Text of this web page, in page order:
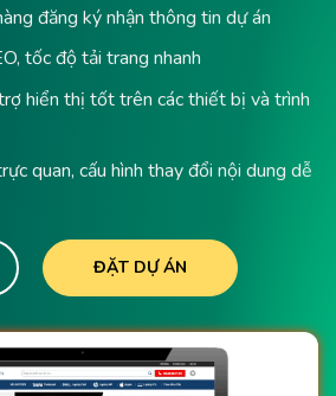
đăng ký nhận thông tin dự án
tốc độ tải trang nhanh
hiển thị tốt trên các thiết bị và trình
quan, cấu hình thay đổi nội dung dễ
ĐẶT DỰ ÁN